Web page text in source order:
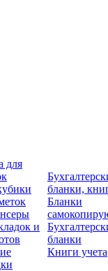
для
и
бланки,
Бланки
бланки
Книги учета